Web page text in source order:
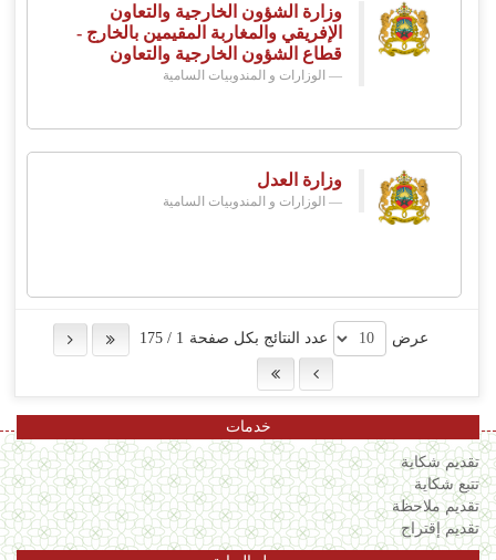
وزارة الشؤون الخارجية والتعاون
الإفريقي والمغاربة المقيمين بالخارج -
قطاع الشؤون الخارجية والتعاون
الوزارات و المندوبيات السامية
وزارة العدل
الوزارات و المندوبيات السامية
عرض عدد النتائج بكل صفحة 1
/
175
خدمات
تقديم شكاية
تتبع شكاية
تقديم ملاحظة
تقديم إقتراح